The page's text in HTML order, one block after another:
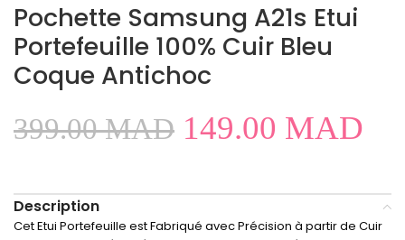
Pochette Samsung A21s Etui
Portefeuille 100% Cuir Bleu
Coque Antichoc
399.00MAD 149.00 MAD
Description
Cet Etui Portefeuille est Fabriqué avec Précision à partir de Cuir